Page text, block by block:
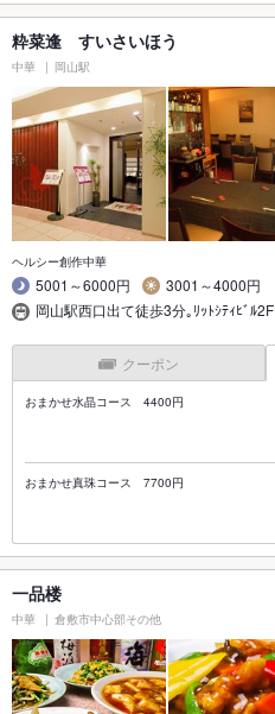
粋菜逢 すいさいほう
中華 岡山駅
ヘルシー創作中華
5001～6000円
3001～4000円
岡山駅西口出て徒歩3分｡ﾘｯﾄｼﾃｨﾋﾞﾙ2F
クーポン
おまかせ水晶コース 4400円
おまかせ真珠コース 7700円
一品楼
中華 倉敷市中心部その他